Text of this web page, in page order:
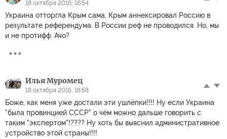
18 октября 2016, 16:54
Украина отторгла Крым сама. Крым аннексировал Россию в
результате референдума. В России реф не проводился. Но, мы
и не протифф. Ачо?
Илья Муромец
18 октября 2016, 16:58
Боже, как меня уже достали эти ушлёпки!!!! Ну если Украина
"была провинцией СССР" о чём можно дальше говорить с
таким "экспертом"!???? Ну хоть бы выяснил административное
устройство этой страны!!!!